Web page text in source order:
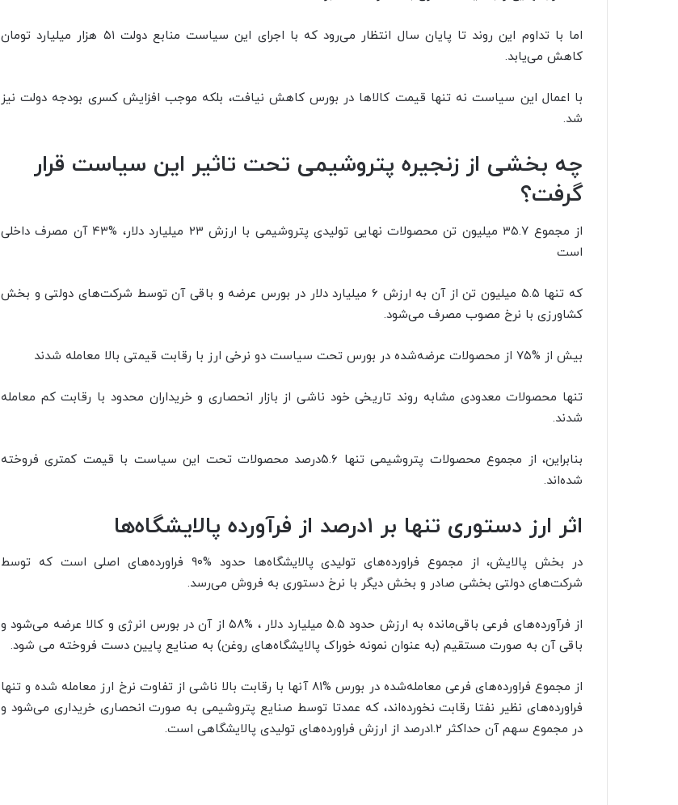
اما با تداوم این روند تا پایان سال انتظار می‌رود که با اجرای این سیاست منابع دولت ۵۱ هزار میلیارد تومان
کاهش می‌یابد.
با اعمال این سیاست نه تنها قیمت کالاها در بورس کاهش نیافت، بلکه موجب افزایش کسری بودجه دولت نیز
شد.
چه بخشی از زنجیره پتروشیمی تحت تاثیر این سیاست قرار
گرفت؟
از مجموع ۳۵.۷ میلیون تن محصولات نهایی تولیدی پتروشیمی با ارزش ۲۳ میلیارد دلار، %۴۳ آن مصرف داخلی
است
که تنها ۵.۵ میلیون تن از آن به ارزش ۶ میلیارد دلار در بورس عرضه و باقی آن توسط شرکت‌های دولتی و بخش
کشاورزی با نرخ مصوب مصرف می‌شود.
بیش از %۷۵ از محصولات عرضه‌شده در بورس تحت سیاست دو نرخی ارز با رقابت قیمتی بالا معامله شدند
تنها محصولات معدودی مشابه روند تاریخی خود ناشی از بازار انحصاری و خریداران محدود با رقابت کم معامله
شدند.
بنابراین، از مجموع محصولات پتروشیمی تنها ۵.۶درصد محصولات تحت این سیاست با قیمت کمتری فروخته
شده‌اند.
اثر ارز دستوری تنها بر ۱درصد از فرآورده پالایشگاه‌ها
در بخش پالایش، از مجموع فراورده‌های تولیدی پالایشگاه‌ها حدود %۹۰ فراورده‌های اصلی است که توسط
شرکت‌های دولتی بخشی صادر و بخش دیگر با نرخ دستوری به فروش می‌رسد.
از فرآورده‌های فرعی باقی‌مانده به ارزش حدود ۵.۵ میلیارد دلار ، %۵۸ از آن در بورس انرژی و کالا عرضه می‌شود و
باقی آن به صورت مستقیم (به عنوان نمونه خوراک پالایشگاه‌های روغن) به صنایع پایین دست فروخته می شود.
از مجموع فراورده‌های فرعی معامله‌شده در بورس %۸۱ آنها با رقابت بالا ناشی از تفاوت نرخ ارز معامله شده و تنها
فراورده‌های نظیر نفتا رقابت نخورده‌اند، که عمدتا توسط صنایع پتروشیمی به صورت انحصاری خریداری می‌شود و
در مجموع سهم آن حداکثر ۱.۲درصد از ارزش فراورده‌های تولیدی پالایشگاهی است.